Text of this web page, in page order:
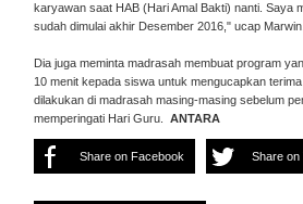
karyawan saat HAB (Hari Amal Bakti) nanti. Saya
sudah dimulai akhir Desember 2016," ucap Marwin.
Dia juga meminta madrasah membuat program
10 menit kepada siswa untuk mengucapkan
dilakukan di madrasah masing-masing sebelum
memperingati Hari Guru.
ANTARA
Share on Facebook Share on